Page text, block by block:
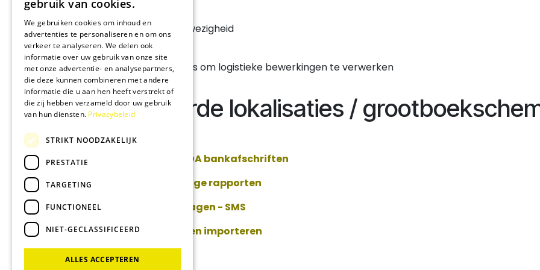
Traceer werknemer aanwezigheid
Barcode
Gebruik barcode scanners om logistieke bewerkingen te verwerken
Geïnstalleerde lokalisaties /
België - Boekhouding
België - Importeren CODA bankafschriften
België - Boekhoudkundige rapporten
België - Boekhoudverslagen - SMS
België - SODA-bestanden importeren
gebruik van cookies.
We gebruiken cookies om inhoud en
advertenties te personaliseren en om ons
verkeer te analyseren. We delen ook
informatie over uw gebruik van onze site
met onze advertentie- en analysepartners,
die deze kunnen combineren met andere
informatie die u aan hen heeft verstrekt of
die zij hebben verzameld door uw gebruik
van hun diensten. Privacybeleid
STRIKT NOODZAKELIJK
PRESTATIE
TARGETING
FUNCTIONEEL
NIET-GECLASSIFICEERD
ALLES ACCEPTEREN